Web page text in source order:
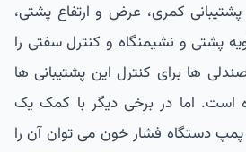
کمری، عرض و ارتفاع پشتی،
پشتی و نشیمنگاه و کنترل سفتی را
ها برای کنترل این پشتیبانی ها
است. اما در برخی دیگر با کمک یک
دستگاه فشار خون می توان آن را